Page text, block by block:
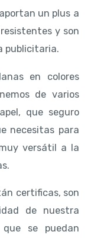
un plus a
y son
publicitaria.
en colores
de varios
que seguro
necesitas para
versátil a la
certificas, son
de nuestra
se puedan